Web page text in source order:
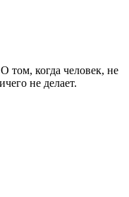
том, когда человек, не
не делает.